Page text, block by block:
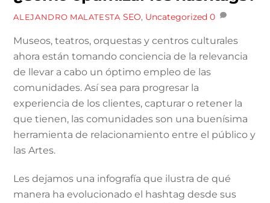
ALEJANDRO MALATESTA SEO, Uncategorized 0
Museos, teatros, orquestas y centros culturales
ahora están tomando conciencia de la relevancia
de llevar a cabo un óptimo empleo de las
comunidades. Así sea para progresar la
experiencia de los clientes, capturar o retener la
que tienen, las comunidades son una buenísima
herramienta de relacionamiento entre el público y
las Artes.
Les dejamos una infografía que ilustra de qué
manera ha evolucionado el hashtag desde sus